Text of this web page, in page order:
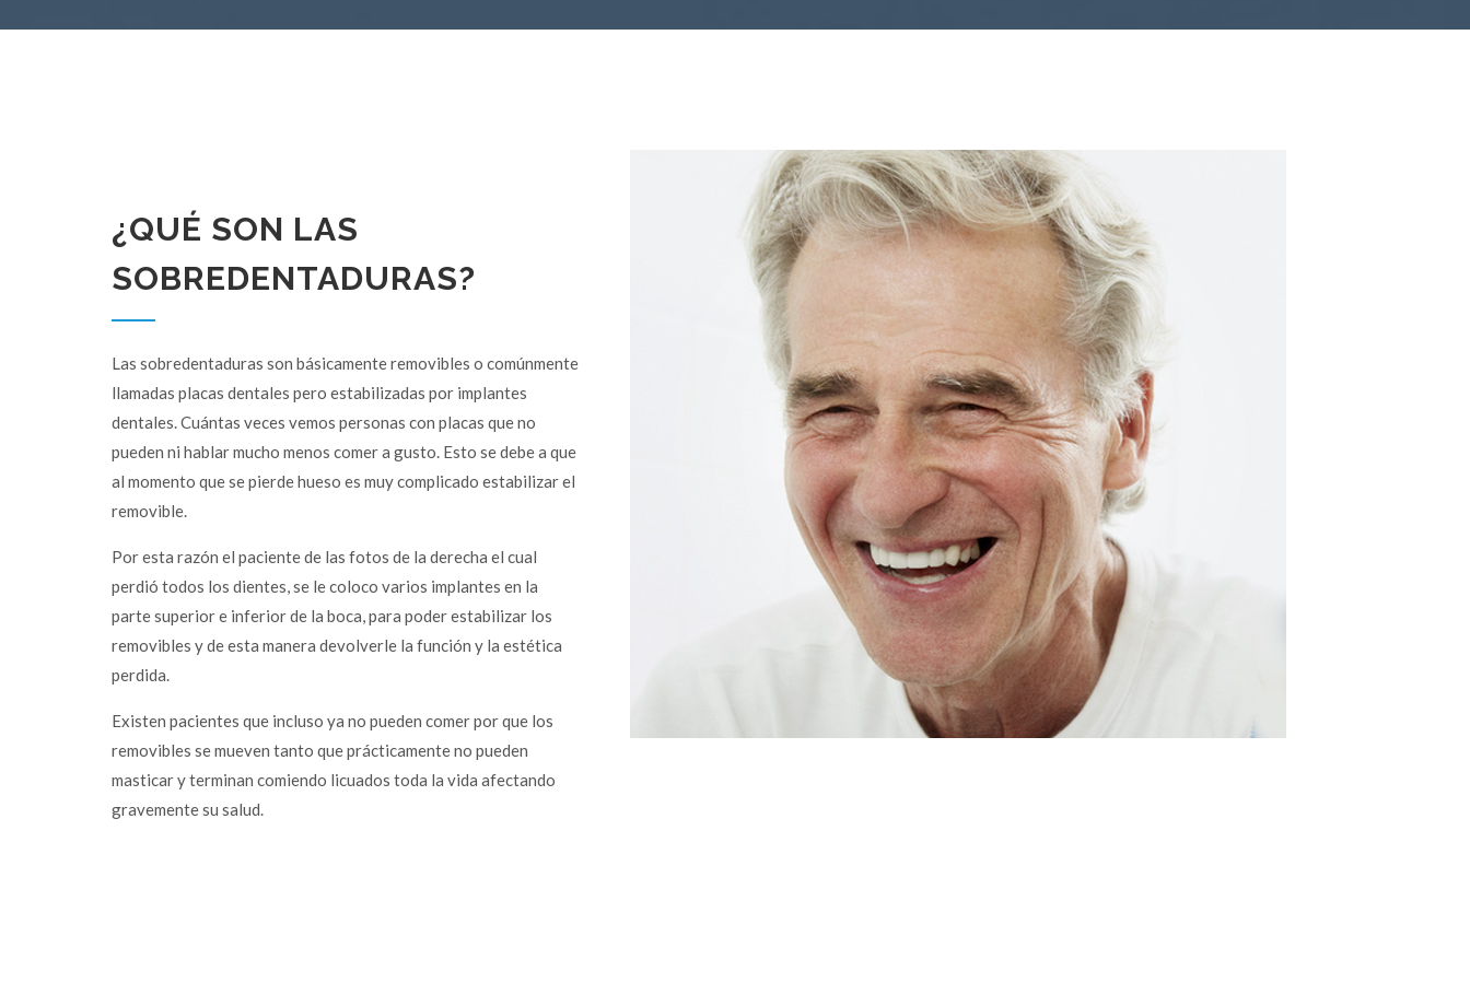
¿QUÉ SON LAS
SOBREDENTADURAS?
Las sobredentaduras son básicamente removibles o comúnmente
llamadas placas dentales pero estabilizadas por implantes
dentales. Cuántas veces vemos personas con placas que no
pueden ni hablar mucho menos comer a gusto. Esto se debe a que
al momento que se pierde hueso es muy complicado estabilizar el
removible.
Por esta razón el paciente de las fotos de la derecha el cual
perdió todos los dientes, se le coloco varios implantes en la
parte superior e inferior de la boca, para poder estabilizar los
removibles y de esta manera devolverle la función y la estética
perdida.
Existen pacientes que incluso ya no pueden comer por que los
removibles se mueven tanto que prácticamente no pueden
masticar y terminan comiendo licuados toda la vida afectando
gravemente su salud.